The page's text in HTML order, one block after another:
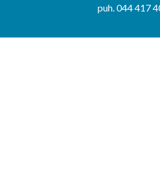
puh. 044 417